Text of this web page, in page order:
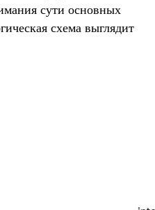
сути основных
схема выглядит